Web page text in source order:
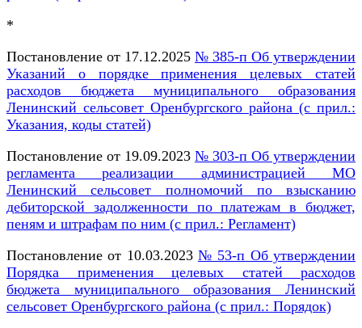
*
Постановление от 17.12.2025 № 385-п Об утверждении
Указаний о порядке применения целевых статей
расходов бюджета муниципального образования
Ленинский сельсовет Оренбургского района (с прил.:
Указания, коды статей)
Постановление от 19.09.2023 № 303-п Об утверждении
регламента реализации администрацией МО
Ленинский сельсовет полномочий по взысканию
дебиторской задолженности по платежам в бюджет,
пеням и штрафам по ним (с прил.: Регламент)
Постановление от 10.03.2023 № 53-п Об утверждении
Порядка применения целевых статей расходов
бюджета муниципального образования Ленинский
сельсовет Оренбургского района (с прил.: Порядок)